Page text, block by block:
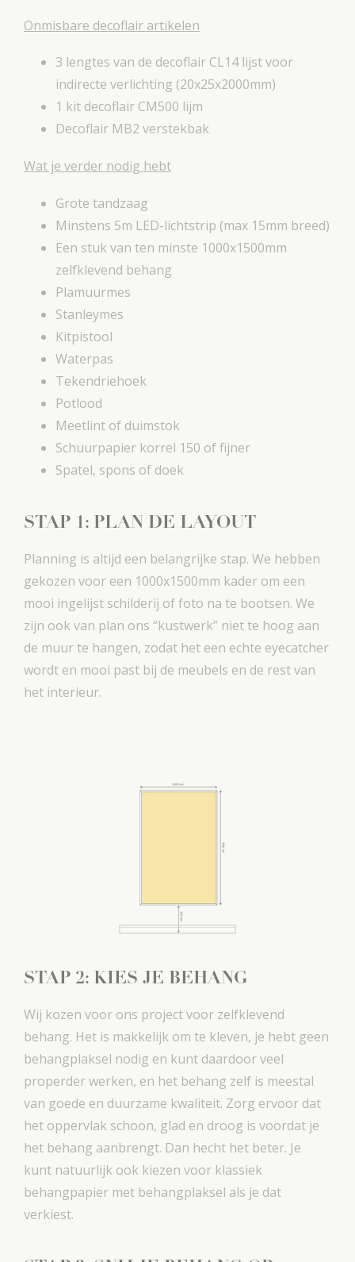
Onmisbare decoflair artikelen
3 lengtes van de decoflair CL14 lijst voor
indirecte verlichting (20x25x2000mm)
1 kit decoflair CM500 lijm
Decoflair MB2 verstekbak
Wat je verder nodig hebt
Grote tandzaag
Minstens 5m LED-lichtstrip (max 15mm breed)
Een stuk van ten minste 1000x1500mm
zelfklevend behang
Plamuurmes
Stanleymes
Kitpistool
Waterpas
Tekendriehoek
Potlood
Meetlint of duimstok
Schuurpapier korrel 150 of fijner
Spatel, spons of doek
STAP 1: PLAN DE LAYOUT
Planning is altijd een belangrijke stap. We hebben
gekozen voor een 1000x1500mm kader om een
mooi ingelijst schilderij of foto na te bootsen. We
zijn ook van plan ons “kustwerk” niet te hoog aan
de muur te hangen, zodat het een echte eyecatcher
wordt en mooi past bij de meubels en de rest van
het interieur.
STAP 2: KIES JE BEHANG
Wij kozen voor ons project voor zelfklevend
behang. Het is makkelijk om te kleven, je hebt geen
behangplaksel nodig en kunt daardoor veel
properder werken, en het behang zelf is meestal
van goede en duurzame kwaliteit. Zorg ervoor dat
het oppervlak schoon, glad en droog is voordat je
het behang aanbrengt. Dan hecht het beter. Je
kunt natuurlijk ook kiezen voor klassiek
behangpapier met behangplaksel als je dat
verkiest.